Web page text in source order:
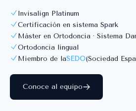
Invisalign Platinum
Certificación en sistema Spark
Máster en Ortodoncia · Sistema
Ortodoncia lingual
Miembro de laSEDO(Sociedad
Conoce al equipo